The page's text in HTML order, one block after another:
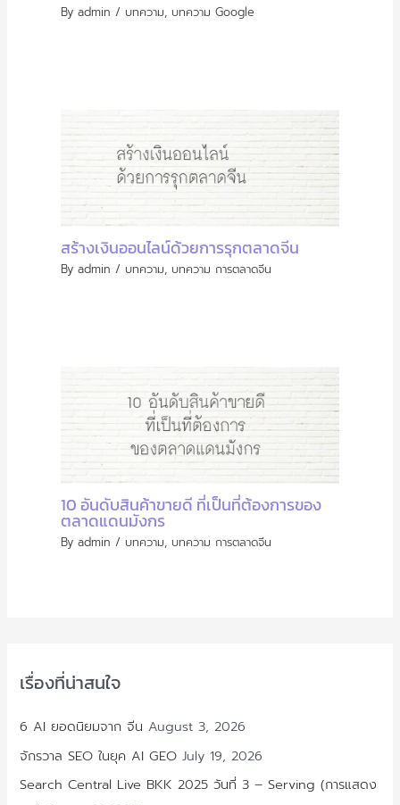
By admin / บทความ, บทความ Google
สร้างเงินออนไลน์ด้วยการรุกตลาดจีน
By admin / บทความ, บทความ การตลาดจีน
10 อันดับสินค้าขายดี ที่เป็นที่ต้องการของ
ตลาดแดนมังกร
By admin / บทความ, บทความ การตลาดจีน
เรื่องที่น่าสนใจ
6 AI ยอดนิยมจาก จีน August 3, 2026
จักรวาล SEO ในยุค AI GEO July 19, 2026
Search Central Live BKK 2025 วันที่ 3 – Serving (การแสดง